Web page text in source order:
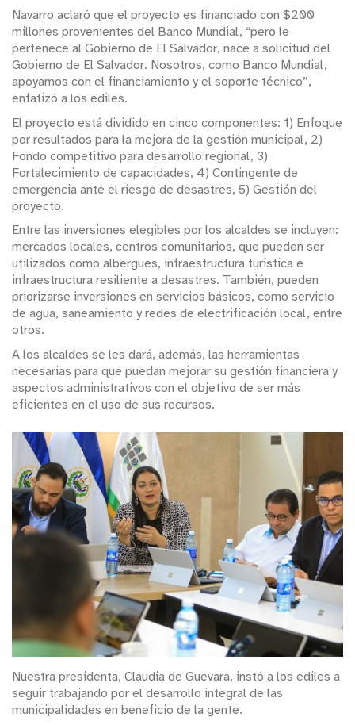
Navarro aclaró que el proyecto es financiado con $200
millones provenientes del Banco Mundial, “pero le
pertenece al Gobierno de El Salvador, nace a solicitud del
Gobierno de El Salvador. Nosotros, como Banco Mundial,
apoyamos con el financiamiento y el soporte técnico”,
enfatizó a los ediles.
El proyecto está dividido en cinco componentes: 1) Enfoque
por resultados para la mejora de la gestión municipal, 2)
Fondo competitivo para desarrollo regional, 3)
Fortalecimiento de capacidades, 4) Contingente de
emergencia ante el riesgo de desastres, 5) Gestión del
proyecto.
Entre las inversiones elegibles por los alcaldes se incluyen:
mercados locales, centros comunitarios, que pueden ser
utilizados como albergues, infraestructura turística e
infraestructura resiliente a desastres. También, pueden
priorizarse inversiones en servicios básicos, como servicio
de agua, saneamiento y redes de electrificación local, entre
otros.
A los alcaldes se les dará, además, las herramientas
necesarias para que puedan mejorar su gestión financiera y
aspectos administrativos con el objetivo de ser más
eficientes en el uso de sus recursos.
Nuestra presidenta, Claudia de Guevara, instó a los ediles a
seguir trabajando por el desarrollo integral de las
municipalidades en beneficio de la gente.